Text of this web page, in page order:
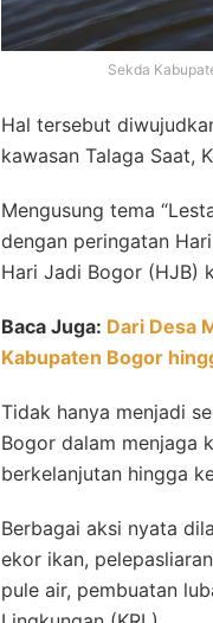
Sekda
Hal tersebut
kawasan Talaga Saat,
Mengusung tema
dengan peringatan
Hari Jadi Bogor (HJB)
Baca Juga: Dari Desa
Kabupaten Bogor
Tidak hanya menjadi
Bogor dalam menjaga
berkelanjutan hingga
Berbagai aksi nyata
ekor ikan,
pule air, pembuatan